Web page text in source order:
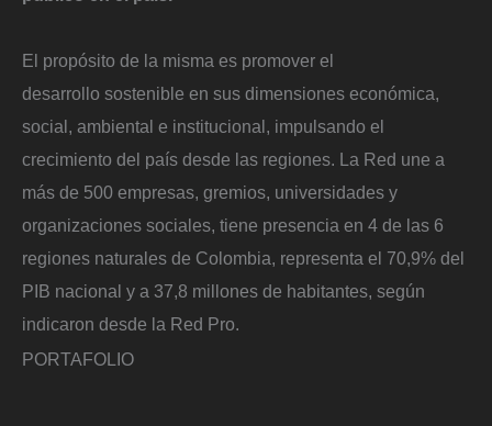
El propósito de la misma es promover el
desarrollo sostenible en sus dimensiones económica,
social, ambiental e institucional, impulsando el
crecimiento del país desde las regiones. La Red une a
más de 500 empresas, gremios, universidades y
organizaciones sociales, tiene presencia en 4 de las 6
regiones naturales de Colombia, representa el 70,9% del
PIB nacional y a 37,8 millones de habitantes, según
indicaron desde la Red Pro.
PORTAFOLIO